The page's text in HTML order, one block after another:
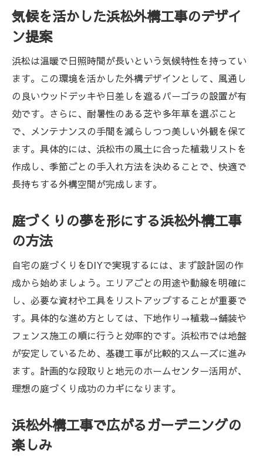
気候を活かした浜松外構工事のデザイ
ン提案
浜松は温暖で日照時間が長いという気候特性を持ってい
ます。この環境を活かした外構デザインとして、風通し
の良いウッドデッキや日差しを遮るパーゴラの設置が有
効です。さらに、耐暑性のある芝や多年草を選ぶこと
で、メンテナンスの手間を減らしつつ美しい外観を保て
ます。具体的には、浜松市の風土に合った植栽リストを
作成し、季節ごとの手入れ方法を決めることで、快適で
長持ちする外構空間が完成します。
庭づくりの夢を形にする浜松外構工事
の方法
自宅の庭づくりをDIYで実現するには、まず設計図の作
成から始めましょう。エリアごとの用途や動線を明確に
し、必要な資材や工具をリストアップすることが重要で
す。具体的な進め方としては、下地作り→植栽→舗装や
フェンス施工の順に行うと効率的です。浜松市では地盤
が安定しているため、基礎工事が比較的スムーズに進み
ます。計画的な段取りと地元のホームセンター活用が、
理想の庭づくり成功のカギになります。
浜松外構工事で広がるガーデニングの
楽しみ